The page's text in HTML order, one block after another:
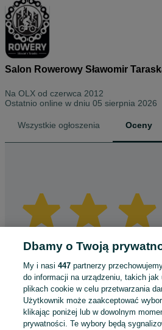
Salon Rowerowy Sławomir
Na OLX od czerwca 2012
Ostatnio online w dniu 05 sierpnia 2026
Wszystkie ogłoszenia Oceny
Dbamy o Twoją
My i nasi447 partnerzy
do informacji na urządzeniu, takich
plikach cookie w celu przetwarzania
Użytkownik może zaakceptować
klikając poniżej lub w dowolnym
prywatności. Te wybory będą